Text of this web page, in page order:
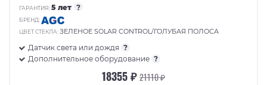
ГАРАНТИЯ:5 лет ?
БРЕНД:
ЦВЕТ СТЕКЛА:ЗЕЛЕНОЕ SOLAR CONTROL/ГОЛУБАЯ ПОЛОСА
Датчик света или дождя ?
Дополнительное оборудование ?
18355 ₽21110 ₽